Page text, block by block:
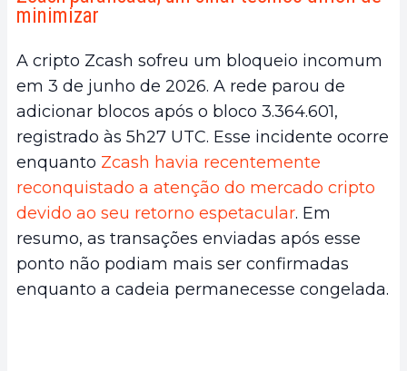
minimizar
A cripto Zcash sofreu um bloqueio incomum
em 3 de junho de 2026. A rede parou de
adicionar blocos após o bloco 3.364.601,
registrado às 5h27 UTC. Esse incidente ocorre
enquanto Zcash havia recentemente
reconquistado a atenção do mercado cripto
devido ao seu retorno espetacular. Em
resumo, as transações enviadas após esse
ponto não podiam mais ser confirmadas
enquanto a cadeia permanecesse congelada.